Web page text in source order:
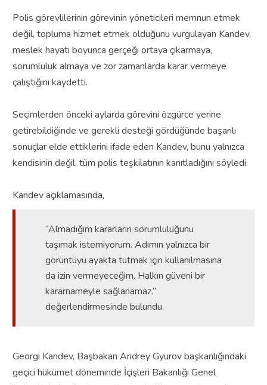
Polis görevlilerinin görevinin yöneticileri memnun etmek
değil, topluma hizmet etmek olduğunu vurgulayan Kandev,
meslek hayatı boyunca gerçeği ortaya çıkarmaya,
sorumluluk almaya ve zor zamanlarda karar vermeye
çalıştığını kaydetti.
Seçimlerden önceki aylarda görevini özgürce yerine
getirebildiğinde ve gerekli desteği gördüğünde başarılı
sonuçlar elde ettiklerini ifade eden Kandev, bunu yalnızca
kendisinin değil, tüm polis teşkilatının kanıtladığını söyledi.
Kandev açıklamasında,
“Almadığım kararların sorumluluğunu
taşımak istemiyorum. Adımın yalnızca bir
görüntüyü ayakta tutmak için kullanılmasına
da izin vermeyeceğim. Halkın güveni bir
kararnameyle sağlanamaz.”
değerlendirmesinde bulundu.
Georgi Kandev, Başbakan Andrey Gyurov başkanlığındaki
geçici hükümet döneminde İçişleri Bakanlığı Genel